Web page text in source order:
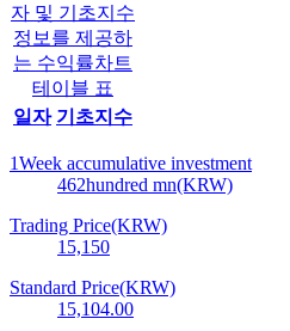
자 및 기초지수
정보를 제공하
는 수익률차트
테이블 표
일자 기초지수
1Week accumulative investment
462hundred mn(KRW)
Trading Price(KRW)
15,150
Standard Price(KRW)
15,104.00